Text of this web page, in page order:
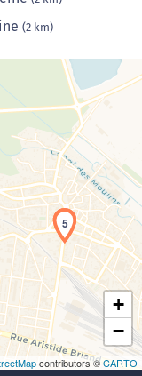
(2 km)
4
5
+
−
contributors ©CARTO